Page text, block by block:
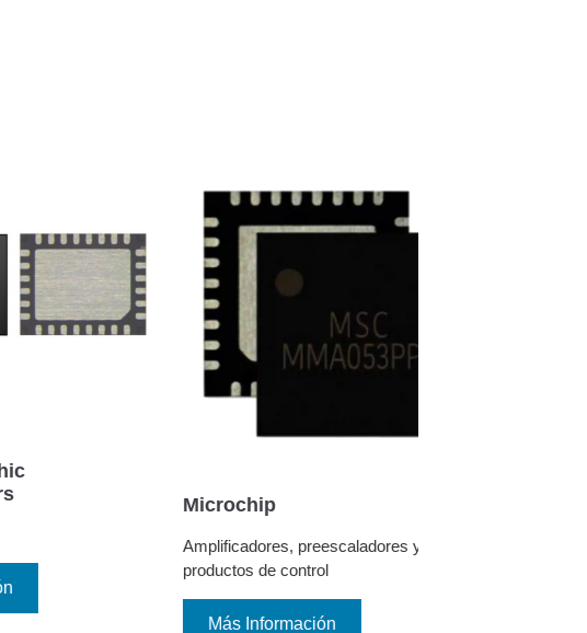
Microchip
Amplificadores, preescaladores y
productos de control
Más Información